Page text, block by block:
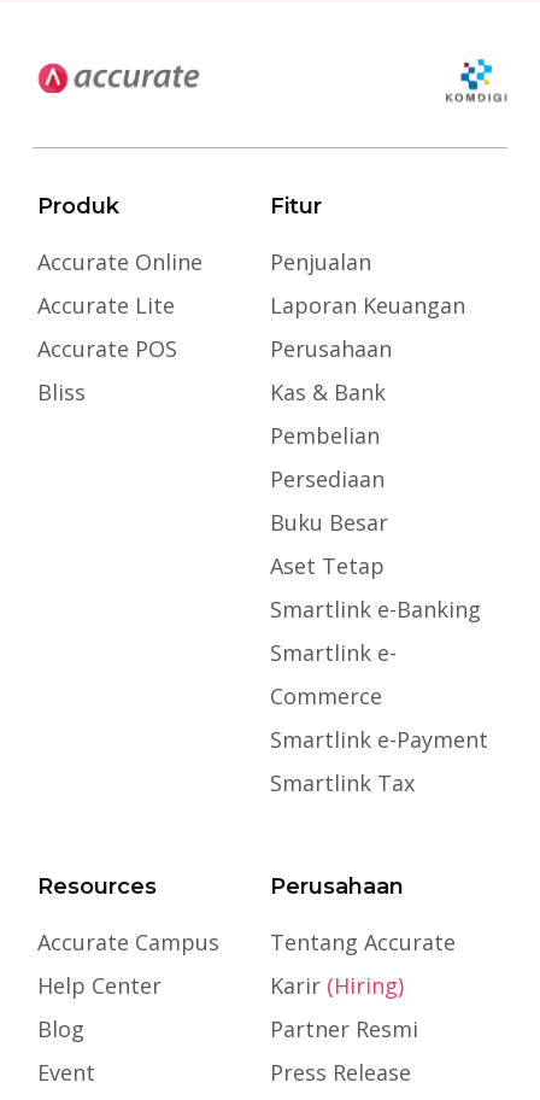
Produk
Accurate Online
Accurate Lite
Accurate POS
Bliss
Fitur
Penjualan
Laporan Keuangan
Perusahaan
Kas & Bank
Pembelian
Persediaan
Buku Besar
Aset Tetap
Smartlink e-Banking
Smartlink e-
Commerce
Smartlink e-Payment
Smartlink Tax
Resources
Accurate Campus
Help Center
Blog
Event
Perusahaan
Tentang Accurate
Karir (Hiring)
Partner Resmi
Press Release